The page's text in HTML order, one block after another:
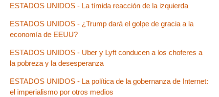
ESTADOS UNIDOS - La tímida reacción de la izquierda
ESTADOS UNIDOS - ¿Trump dará el golpe de gracia a la
economía de EEUU?
ESTADOS UNIDOS - Uber y Lyft conducen a los choferes a
la pobreza y la desesperanza
ESTADOS UNIDOS - La política de la gobernanza de Internet:
el imperialismo por otros medios